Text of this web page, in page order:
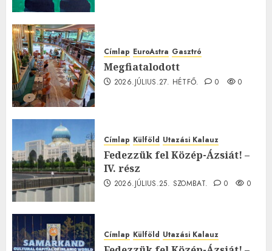
Címlap EuroAstra Gasztró
Megfiatalodott
2026.JÚLIUS.27. HÉTFŐ. 0 0
Címlap Külföld Utazási Kalauz
Fedezzük fel Közép-Ázsiát! –
IV. rész
2026.JÚLIUS.25. SZOMBAT. 0 0
Címlap Külföld Utazási Kalauz